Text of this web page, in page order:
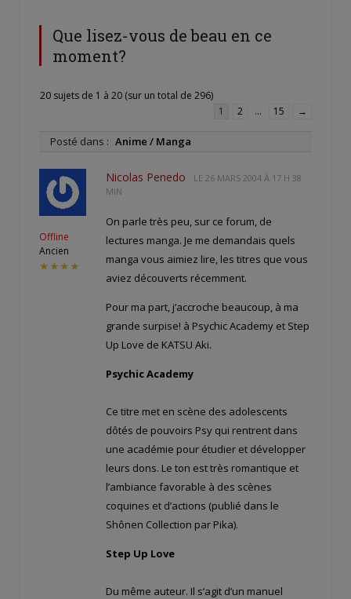
Que lisez-vous de beau en ce
moment?
20 sujets de 1 à 20 (sur un total de 296)
1
2 … 15 →
Posté dans : Anime / Manga
Offline
Ancien
★★★★
Nicolas Penedo LE 26 MARS 2004 À 17 H 38
MIN
On parle très peu, sur ce forum, de
lectures manga. Je me demandais quels
manga vous aimiez lire, les titres que vous
aviez découverts récemment.
Pour ma part, j’accroche beaucoup, à ma
grande surpise! à Psychic Academy et Step
Up Love de KATSU Aki.
Psychic Academy
Ce titre met en scène des adolescents
dôtés de pouvoirs Psy qui rentrent dans
une académie pour étudier et développer
leurs dons. Le ton est très romantique et
l’ambiance favorable à des scènes
coquines et d’actions (publié dans le
Shônen Collection par Pika).
Step Up Love
Du même auteur. Il s’agit d’un manuel